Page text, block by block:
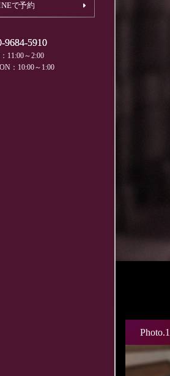
で予約
9684-5910
11:00～2:00
：10:00～1:00
Photo.1